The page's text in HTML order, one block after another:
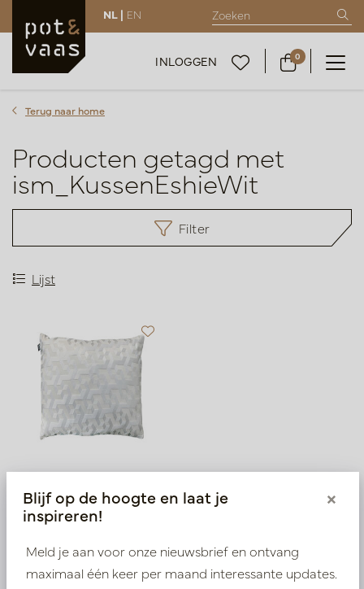
NL | EN
INLOGGEN 0
Terug naar home
Producten getagd met
ism_KussenEshieWit
Filter
Lijst
Kussen Eshie Wit L45 B45
Op voorraad
LN88.70M451
Blijf op de hoogte en laat je
inspireren!
×
Meld je aan voor onze nieuwsbrief en ontvang
maximaal één keer per maand interessante updates.